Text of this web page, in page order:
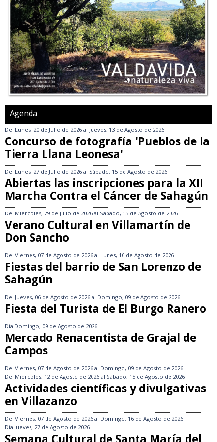
Agenda
Del Lunes, 20 de Julio de 2026 al Jueves, 13 de Agosto de 2026
Concurso de fotografía 'Pueblos de la
Tierra Llana Leonesa'
Del Lunes, 27 de Julio de 2026 al Sábado, 15 de Agosto de 2026
Abiertas las inscripciones para la XII
Marcha Contra el Cáncer de Sahagún
Del Miércoles, 29 de Julio de 2026 al Sábado, 15 de Agosto de 2026
Verano Cultural en Villamartín de
Don Sancho
Del Viernes, 07 de Agosto de 2026 al Lunes, 10 de Agosto de 2026
Fiestas del barrio de San Lorenzo de
Sahagún
Del Jueves, 06 de Agosto de 2026 al Domingo, 09 de Agosto de 2026
Fiesta del Turista de El Burgo Ranero
Día Domingo, 09 de Agosto de 2026
Mercado Renacentista de Grajal de
Campos
Del Viernes, 07 de Agosto de 2026 al Domingo, 09 de Agosto de 2026
Del Miércoles, 12 de Agosto de 2026 al Sábado, 15 de Agosto de 2026
Actividades científicas y divulgativas
en Villazanzo
Del Viernes, 07 de Agosto de 2026 al Domingo, 16 de Agosto de 2026
Día Jueves, 27 de Agosto de 2026
Semana Cultural de Santa María del